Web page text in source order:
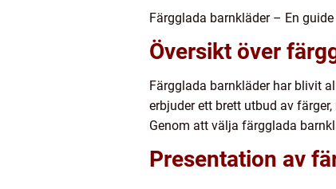
Färgglada barnkläder – En
Översikt över
Färgglada barnkläder har blivit
erbjuder ett brett utbud av
Genom att välja färgglada
Presentation av